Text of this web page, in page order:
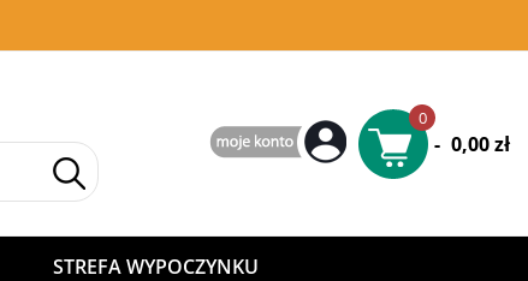
0
- 0,00 zł
STREFA WYPOCZYNKU